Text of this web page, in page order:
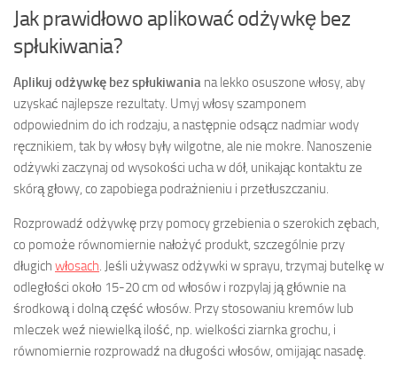
Jak prawidłowo aplikować odżywkę bez
spłukiwania?
Aplikuj odżywkę bez spłukiwania na lekko osuszone włosy, aby
uzyskać najlepsze rezultaty. Umyj włosy szamponem
odpowiednim do ich rodzaju, a następnie odsącz nadmiar wody
ręcznikiem, tak by włosy były wilgotne, ale nie mokre. Nanoszenie
odżywki zaczynaj od wysokości ucha w dół, unikając kontaktu ze
skórą głowy, co zapobiega podrażnieniu i przetłuszczaniu.
Rozprowadź odżywkę przy pomocy grzebienia o szerokich zębach,
co pomoże równomiernie nałożyć produkt, szczególnie przy
długich włosach . Jeśli używasz odżywki w sprayu, trzymaj butelkę w
odległości około 15-20 cm od włosów i rozpylaj ją głównie na
środkową i dolną część włosów. Przy stosowaniu kremów lub
mleczek weź niewielką ilość, np. wielkości ziarnka grochu, i
równomiernie rozprowadź na długości włosów, omijając nasadę.